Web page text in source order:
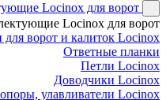
Locinox для ворот
Locinox для ворот
для ворот и калиток Locinox
Ответные планки
Петли Locinox
Доводчики Locinox
улавливатели Locinox